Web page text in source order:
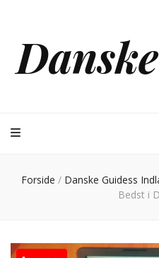
Forside / Danske Guidess
Bedst i